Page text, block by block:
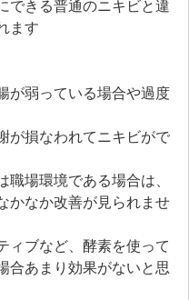
できる普通のニキビと違
ます
が弱っている場合や過度
が損なわれてニキビがで
場環境である場合は、
かなか改善が見られませ
ィブなど、酵素を使って
合あまり効果がないと思